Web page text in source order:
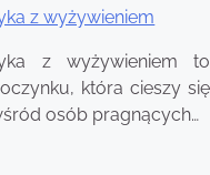
z wyżywieniem
z wyżywieniem to
która cieszy się
osób pragnących…